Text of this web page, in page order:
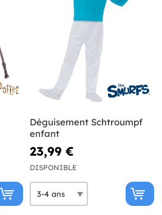
Déguisement Schtroumpf
enfant
23,99 €
DISPONIBLE